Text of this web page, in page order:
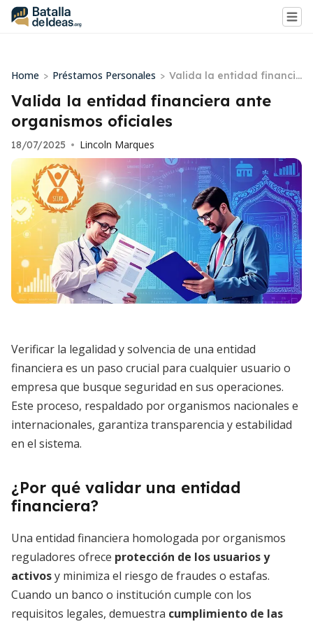
Home > Préstamos Personales > Valida la entidad financie
ra ante organismos oficia
les
Valida la entidad financiera ante
organismos oficiales
18/07/2025 • Lincoln Marques
Verificar la legalidad y solvencia de una entidad
financiera es un paso crucial para cualquier usuario o
empresa que busque seguridad en sus operaciones.
Este proceso, respaldado por organismos nacionales e
internacionales, garantiza transparencia y estabilidad
en el sistema.
¿Por qué validar una entidad
financiera?
Una entidad financiera homologada por organismos
reguladores ofrece protección de los usuarios y
activosy minimiza el riesgo de fraudes o estafas.
Cuando un banco o institución cumple con los
requisitos legales, demuestra cumplimiento de las